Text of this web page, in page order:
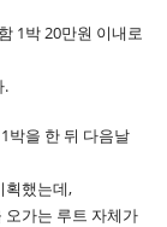
1박 20만원 이내로
.
박을 한 뒤 다음날
획했는데,
오가는 루트 자체가